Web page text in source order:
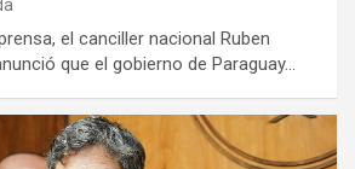
el canciller nacional Ruben
que el gobierno de Paraguay…